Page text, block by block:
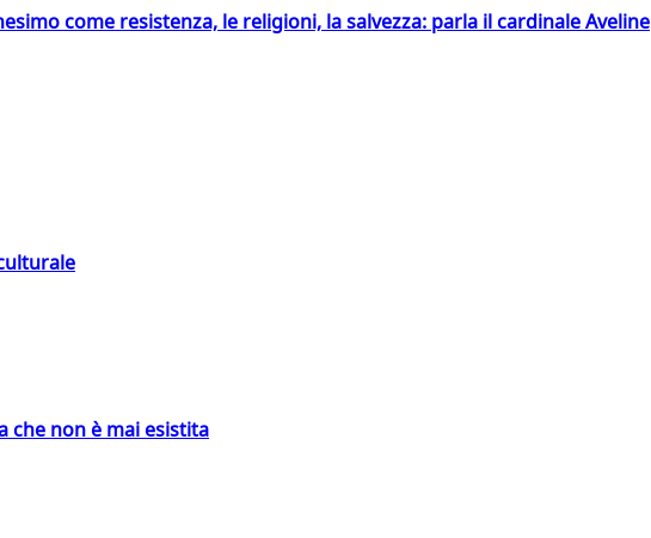
come resistenza, le religioni, la salvezza: parla il cardinale Aveline
che non è mai esistita